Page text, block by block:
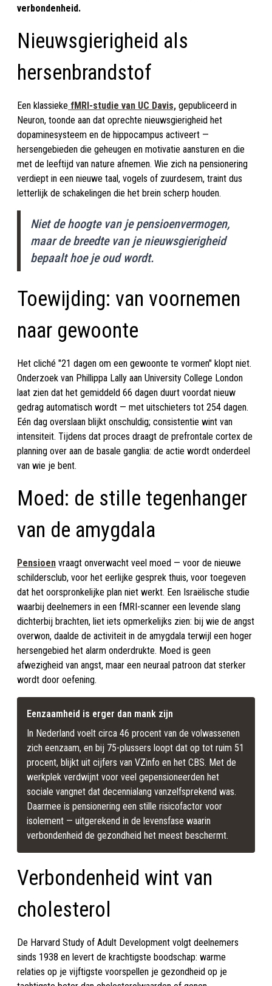
verbondenheid.
Nieuwsgierigheid als
hersenbrandstof
Een klassieke fMRI-studie van UC Davis, gepubliceerd in
Neuron, toonde aan dat oprechte nieuwsgierigheid het
dopaminesysteem en de hippocampus activeert —
hersengebieden die geheugen en motivatie aansturen en die
met de leeftijd van nature afnemen. Wie zich na pensionering
verdiept in een nieuwe taal, vogels of zuurdesem, traint dus
letterlijk de schakelingen die het brein scherp houden.
Niet de hoogte van je pensioenvermogen,
maar de breedte van je nieuwsgierigheid
bepaalt hoe je oud wordt.
Toewijding: van voornemen
naar gewoonte
Het cliché "21 dagen om een gewoonte te vormen" klopt niet.
Onderzoek van Phillippa Lally aan University College London
laat zien dat het gemiddeld 66 dagen duurt voordat nieuw
gedrag automatisch wordt — met uitschieters tot 254 dagen.
Eén dag overslaan blijkt onschuldig; consistentie wint van
intensiteit. Tijdens dat proces draagt de prefrontale cortex de
planning over aan de basale ganglia: de actie wordt onderdeel
van wie je bent.
Moed: de stille tegenhanger
van de amygdala
Pensioen vraagt onverwacht veel moed — voor de nieuwe
schildersclub, voor het eerlijke gesprek thuis, voor toegeven
dat het oorspronkelijke plan niet werkt. Een Israëlische studie
waarbij deelnemers in een fMRI-scanner een levende slang
dichterbij brachten, liet iets opmerkelijks zien: bij wie de angst
overwon, daalde de activiteit in de amygdala terwijl een hoger
hersengebied het alarm onderdrukte. Moed is geen
afwezigheid van angst, maar een neuraal patroon dat sterker
wordt door oefening.
Eenzaamheid is erger dan mank zijn
In Nederland voelt circa 46 procent van de volwassenen
zich eenzaam, en bij 75-plussers loopt dat op tot ruim 51
procent, blijkt uit cijfers van VZinfo en het CBS. Met de
werkplek verdwijnt voor veel gepensioneerden het
sociale vangnet dat decennialang vanzelfsprekend was.
Daarmee is pensionering een stille risicofactor voor
isolement — uitgerekend in de levensfase waarin
verbondenheid de gezondheid het meest beschermt.
Verbondenheid wint van
cholesterol
De Harvard Study of Adult Development volgt deelnemers
sinds 1938 en levert de krachtigste boodschap: warme
relaties op je vijftigste voorspellen je gezondheid op je